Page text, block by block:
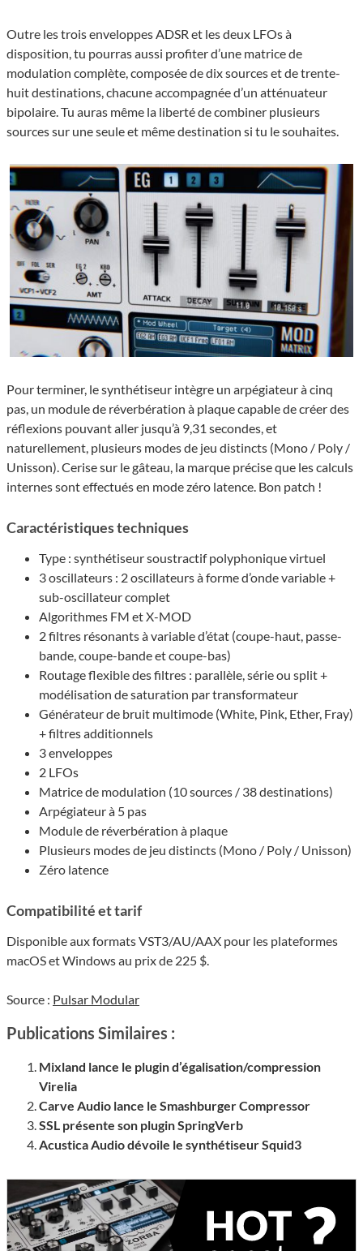
Outre les trois enveloppes ADSR et les deux LFOs à
disposition, tu pourras aussi profiter d’une matrice de
modulation complète, composée de dix sources et de trente-
huit destinations, chacune accompagnée d’un atténuateur
bipolaire. Tu auras même la liberté de combiner plusieurs
sources sur une seule et même destination si tu le souhaites.
Pour terminer, le synthétiseur intègre un arpégiateur à cinq
pas, un module de réverbération à plaque capable de créer des
réflexions pouvant aller jusqu’à 9,31 secondes, et
naturellement, plusieurs modes de jeu distincts (Mono / Poly /
Unisson). Cerise sur le gâteau, la marque précise que les calculs
internes sont effectués en mode zéro latence. Bon patch !
Caractéristiques techniques
Type : synthétiseur soustractif polyphonique virtuel
3 oscillateurs : 2 oscillateurs à forme d’onde variable +
sub-oscillateur complet
Algorithmes FM et X-MOD
2 filtres résonants à variable d’état (coupe-haut, passe-
bande, coupe-bande et coupe-bas)
Routage flexible des filtres : parallèle, série ou split +
modélisation de saturation par transformateur
Générateur de bruit multimode (White, Pink, Ether, Fray)
+ filtres additionnels
3 enveloppes
2 LFOs
Matrice de modulation (10 sources / 38 destinations)
Arpégiateur à 5 pas
Module de réverbération à plaque
Plusieurs modes de jeu distincts (Mono / Poly / Unisson)
Zéro latence
Compatibilité et tarif
Disponible aux formats VST3/AU/AAX pour les plateformes
macOS et Windows au prix de 225 $.
Source : Pulsar Modular
Publications Similaires :
Mixland lance le plugin d’égalisation/compression
Virelia
Carve Audio lance le Smashburger Compressor
SSL présente son plugin SpringVerb
Acustica Audio dévoile le synthétiseur Squid3